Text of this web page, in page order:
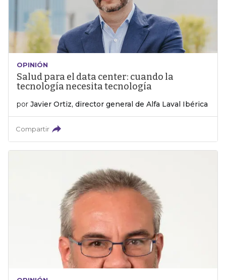
OPINIÓN
Salud para el data center: cuando la
tecnología necesita tecnología
por Javier Ortiz, director general de Alfa Laval Ibérica
Compartir